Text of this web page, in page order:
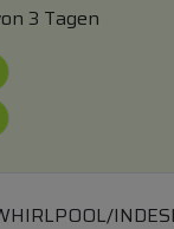
3 Tagen